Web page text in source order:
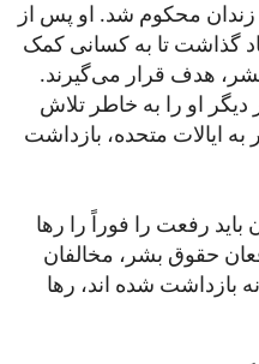
محکوم شد. او پس از
گذاشت تا به کسانی کمک
هدف قرار می‌گیرند.
او را به خاطر تلاش
ایالات متحده، بازداشت
رفعت را فوراً را رها
حقوق بشر، مخالفان
بازداشت شده اند، رها